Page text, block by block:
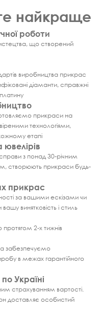
найкраще
роботи
що створений
виробництва прикрас
діаманти, справжні
прикраси на
технологіями,
етапі
з понад 30-річним
створюють прикраси будь-
прикрас
за вашими ескізами чи
винятковість і стиль
2-х тижнів
забезпечуємо
в межах гарантійного
Україні
страхуванням вартості.
доставляє особистий